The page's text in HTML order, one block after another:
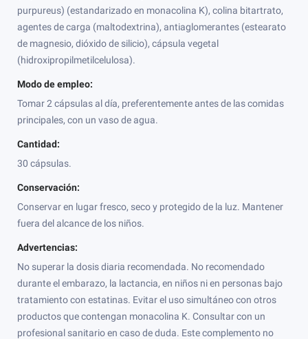
purpureus) (estandarizado en monacolina K), colina bitartrato,
agentes de carga (maltodextrina), antiaglomerantes (estearato
de magnesio, dióxido de silicio), cápsula vegetal
(hidroxipropilmetilcelulosa).
Modo de empleo:
Tomar 2 cápsulas al día, preferentemente antes de las comidas
principales, con un vaso de agua.
Cantidad:
30 cápsulas.
Conservación:
Conservar en lugar fresco, seco y protegido de la luz. Mantener
fuera del alcance de los niños.
Advertencias:
No superar la dosis diaria recomendada. No recomendado
durante el embarazo, la lactancia, en niños ni en personas bajo
tratamiento con estatinas. Evitar el uso simultáneo con otros
productos que contengan monacolina K. Consultar con un
profesional sanitario en caso de duda. Este complemento no